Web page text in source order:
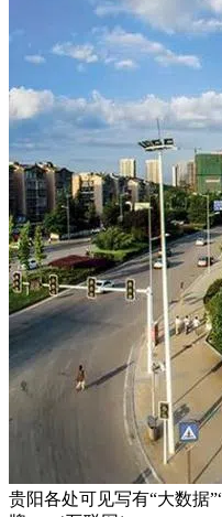
贵阳各处可见写有“大数据